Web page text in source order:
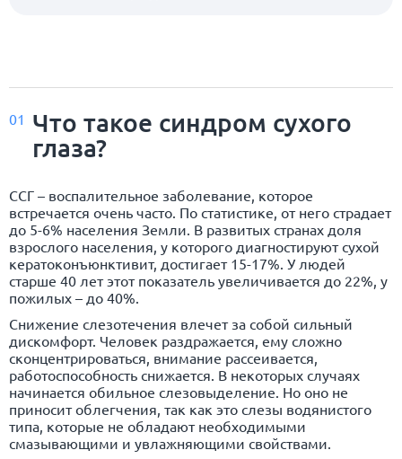
01 Что такое синдром сухого
глаза?
ССГ – воспалительное заболевание, которое
встречается очень часто. По статистике, от него страдает
до 5-6% населения Земли. В развитых странах доля
взрослого населения, у которого диагностируют сухой
кератоконъюнктивит, достигает 15-17%. У людей
старше 40 лет этот показатель увеличивается до 22%, у
пожилых – до 40%.
Снижение слезотечения влечет за собой сильный
дискомфорт. Человек раздражается, ему сложно
сконцентрироваться, внимание рассеивается,
работоспособность снижается. В некоторых случаях
начинается обильное слезовыделение. Но оно не
приносит облегчения, так как это слезы водянистого
типа, которые не обладают необходимыми
смазывающими и увлажняющими свойствами.